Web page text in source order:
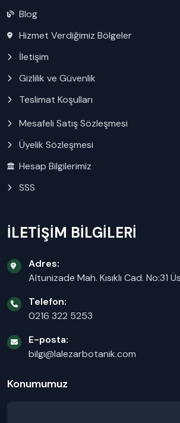
Blog
Hizmet Verdiğimiz Bölgeler
İletişim
Gizlilik ve Güvenlik
Teslimat Koşulları
Mesafeli Satış Sözleşmesi
Üyelik Sözleşmesi
Hesap Bilgilerimiz
SSS
İLETİŞİM BİLGİLERİ
Adres:
Altunizade Mah. Kısıklı Cad. No:31
Telefon:
0216 322 5253
E-posta:
bilgi@lalezarbotanik.com
Konumumuz